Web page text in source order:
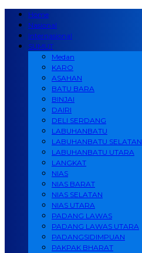
Home
Nasional
Internasional
SUMUT
Medan
KARO
ASAHAN
BATU BARA
BINJAI
DAIRI
DELI SERDANG
LABUHANBATU
LABUHANBATU SELATAN
LABUHANBATU UTARA
LANGKAT
NIAS
NIAS BARAT
NIAS SELATAN
NIAS UTARA
PADANG LAWAS
PADANG LAWAS UTARA
PADANGSIDIMPUAN
PAKPAK BHARAT